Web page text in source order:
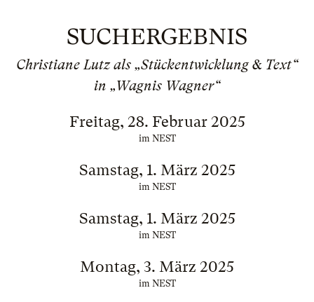
SUCHERGEBNIS
Christiane Lutz als „Stückentwicklung & Text“
in „Wagnis Wagner“
Freitag, 28. Februar 2025
im NEST
Samstag, 1. März 2025
im NEST
Samstag, 1. März 2025
im NEST
Montag, 3. März 2025
im NEST